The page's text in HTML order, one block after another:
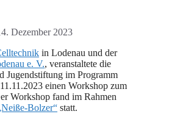
Dezember 2023
in Lodenau und der
e. V., veranstaltete die
Jugendstiftung im Programm
einen Workshop zum
Workshop fand im Rahmen
Bolzer“ statt.